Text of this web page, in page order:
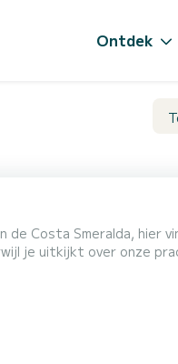
Ontdek
over onze prachtige
- Complete bekleding -
voor vertrek worden